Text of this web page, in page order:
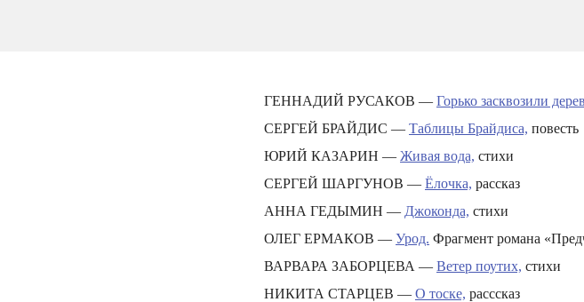
ГЕННАДИЙ РУСАКОВ — Горько засквозили
СЕРГЕЙ БРАЙДИС — Таблицы Брайдиса, повесть
ЮРИЙ КАЗАРИН — Живая вода, стихи
СЕРГЕЙ ШАРГУНОВ — Ёлочка, рассказ
АННА ГЕДЫМИН — Джоконда, стихи
ОЛЕГ ЕРМАКОВ — Урод. Фрагмент романа
ВАРВАРА ЗАБОРЦЕВА — Ветер поутих, стихи
НИКИТА СТАРЦЕВ — О тоске, расссказ